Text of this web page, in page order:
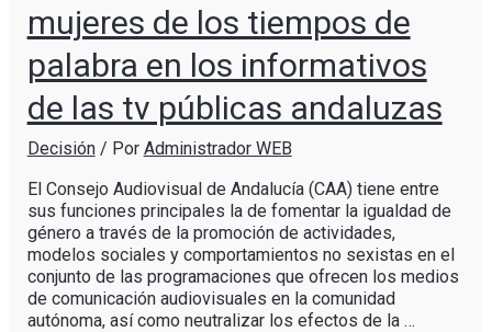
mujeres de los tiempos de
palabra en los informativos
de las tv públicas andaluzas
Decisión/ Por Administrador WEB
El Consejo Audiovisual de Andalucía (CAA) tiene entre
sus funciones principales la de fomentar la igualdad de
género a través de la promoción de actividades,
modelos sociales y comportamientos no sexistas en el
conjunto de las programaciones que ofrecen los medios
de comunicación audiovisuales en la comunidad
autónoma, así como neutralizar los efectos de la …